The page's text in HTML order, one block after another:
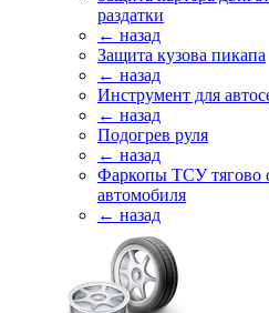
раздатки
← назад
Защита кузова пикапа
← назад
Инструмент для
← назад
Подогрев руля
← назад
Фаркопы ТСУ тягово
автомобиля
← назад